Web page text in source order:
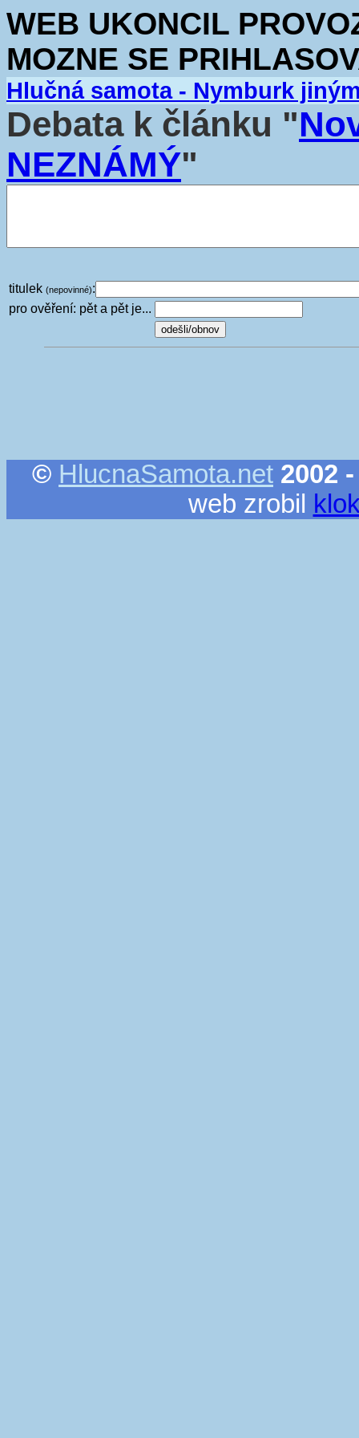
WEB UKONCIL
MOZNE SE
Hlučná samota - Nymburk
Debata k článku "
NEZNÁMÝ"
titulek (nepovinné):
pro ověření: pět a pět je...
© HlucnaSamota.net 2002
web zrobil